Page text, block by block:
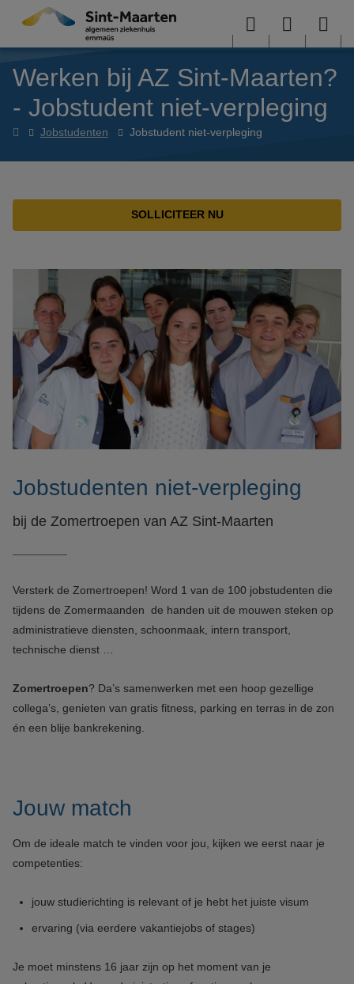
Overslaan en naar de inhoud gaan
Menu User
menu
Werken bij AZ Sint-Maarten?
- Jobstudent niet-verpleging
Werken
Jobstudenten Jobstudent niet-verpleging
SOLLICITEER NU
Jobstudenten niet-verpleging
bij de Zomertroepen van AZ Sint-Maarten
Versterk de Zomertroepen! Word 1 van de 100 jobstudenten die
tijdens de Zomermaanden de handen uit de mouwen steken op
administratieve diensten, schoonmaak, intern transport,
technische dienst …
Zomertroepen? Da’s samenwerken met een hoop gezellige
collega’s, genieten van gratis fitness, parking en terras in de zon
én een blije bankrekening.
Jouw match
Om de ideale match te vinden voor jou, kijken we eerst naar je
competenties:
jouw studierichting is relevant of je hebt het juiste visum
ervaring (via eerdere vakantiejobs of stages)
Je moet minstens 16 jaar zijn op het moment van je